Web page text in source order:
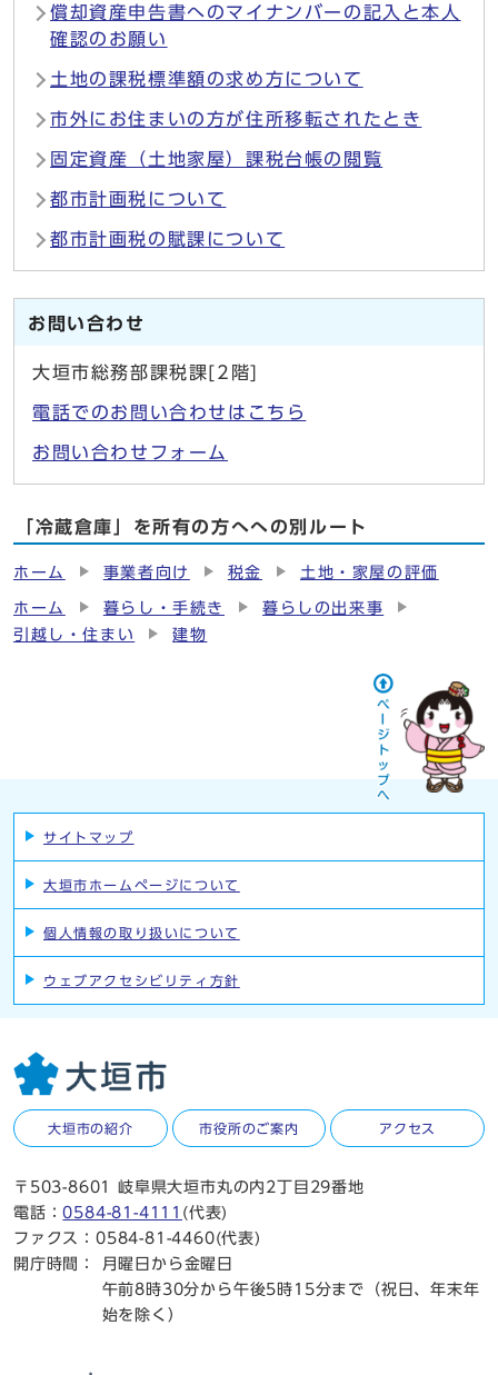
償却資産申告書へのマイナンバーの記入と本人
確認のお願い
土地の課税標準額の求め方について
市外にお住まいの方が住所移転されたとき
固定資産（土地家屋）課税台帳の閲覧
都市計画税について
都市計画税の賦課について
お問い合わせ
大垣市総務部課税課[2階]
電話でのお問い合わせはこちら
お問い合わせフォーム
「冷蔵倉庫」を所有の方へへの別ルート
ホーム 事業者向け 税金 土地・家屋の評価
ホーム 暮らし・手続き
暮らしの出来事
引越し・住まい
建物
サイトマップ
大垣市ホームページについて
個人情報の取り扱いについて
ウェブアクセシビリティ方針
大垣市の紹介 市役所のご案内 アクセス
〒503-8601 岐阜県大垣市丸の内2丁目29番地
電話：0584-81-4111 (代表)
ファクス：0584-81-4460(代表)
開庁時間：
月曜日から金曜日
午前8時30分から午後5時15分まで（祝日、年末年
始を除く）